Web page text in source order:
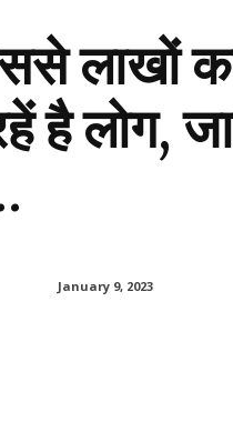
लाखों
है लोग,
January 9, 2023